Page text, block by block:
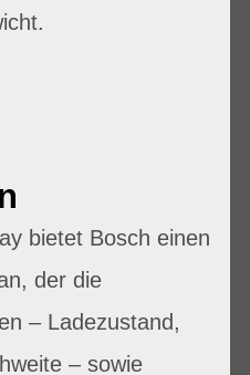
bietet Bosch einen
der die
– Ladezustand,
– sowie